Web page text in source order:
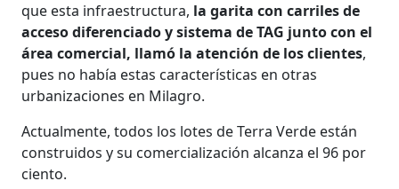
que esta infraestructu­ra, la garita con carriles de
acceso dife­renciado y sistema de TAG junto con el
área comercial, llamó la atención de los clientes,
pues no había estas caracterís­ticas en otras
urbanizaciones en Milagro.
Actualmente, todos los lotes de Te­rra Verde están
construidos y su co­mercialización alcanza el 96 por
cien­to.